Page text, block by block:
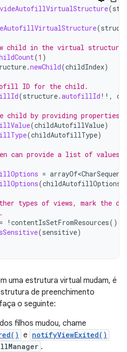
(
(
child in the virtual structure.
(1 )
.newChild(childIndex)
ID for the child.
(structure.autofillId !! ,
child by providing properties
(childAutofillValue)
(childAutofillType)
can provide a list of values,
=
(childAutofillOptions
types of views, mark the
= ! contentIsSetFromResources()
(sensitive)
uma estrutura virtual mudam, é
de preenchimento
o seguinte:
filhos mudou, chame
e notifyViewExited()
.